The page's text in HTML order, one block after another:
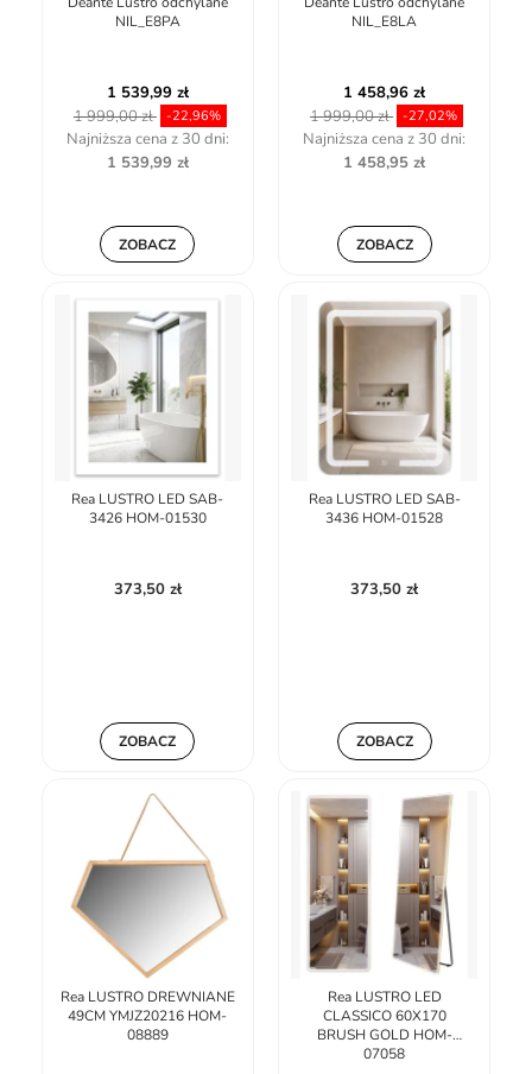
NIL_E8PA
1 539,99 zł
1 999,00 zł
-22,96%
Najniższa cena z 30 dni:
1 539,99 zł
ZOBACZ
NIL_E8LA
1 458,96 zł
1 999,00 zł -27,02%
Najniższa cena z 30 dni:
1 458,95 zł
ZOBACZ
Rea LUSTRO LED SAB-
3426 HOM-01530
373,50 zł
ZOBACZ
Rea LUSTRO LED SAB-
3436 HOM-01528
373,50 zł
ZOBACZ
Rea LUSTRO DREWNIANE
49CM YMJZ20216 HOM-
08889
Rea LUSTRO LED
CLASSICO 60X170
BRUSH GOLD HOM-
07058